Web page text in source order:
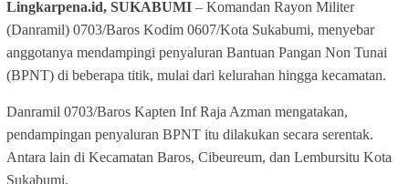
Lingkarpena.id, SUKABUMI – Komandan Rayon Militer
(Danramil) 0703/Baros Kodim 0607/Kota Sukabumi, menyebar
anggotanya mendampingi penyaluran Bantuan Pangan Non Tunai
(BPNT) di beberapa titik, mulai dari kelurahan hingga kecamatan.
Danramil 0703/Baros Kapten Inf Raja Azman mengatakan,
pendampingan penyaluran BPNT itu dilakukan secara serentak.
Antara lain di Kecamatan Baros, Cibeureum, dan Lembursitu Kota
Sukabumi.